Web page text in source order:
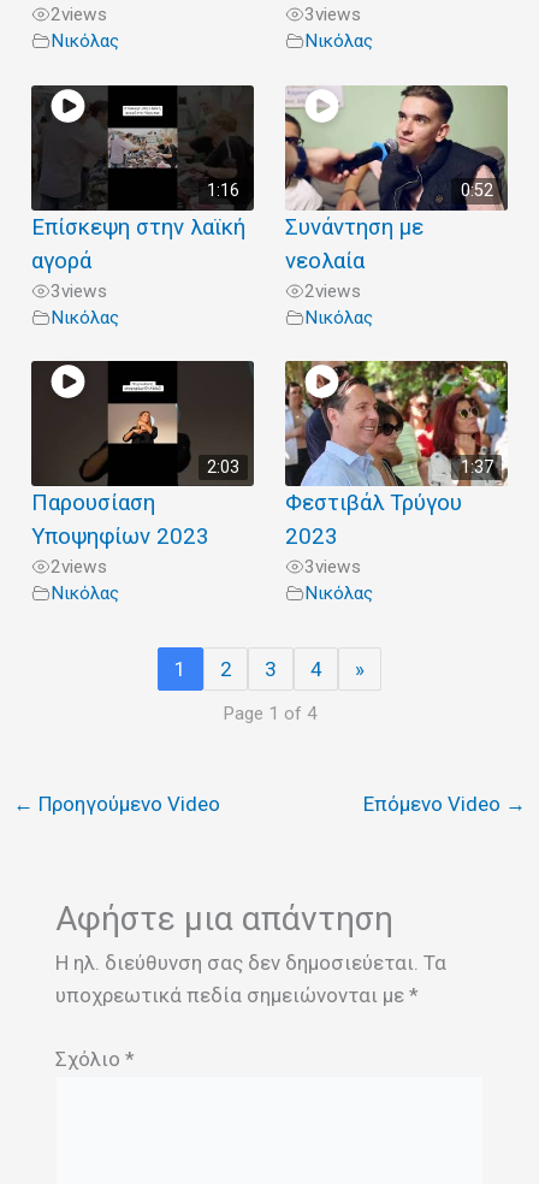
2views
Νικόλας
3views
Νικόλας
1:16
Επίσκεψη στην λαϊκή
αγορά
3views
Νικόλας
0:52
Συνάντηση με
νεολαία
2views
Νικόλας
2:03
Παρουσίαση
Υποψηφίων 2023
2views
Νικόλας
1:37
Φεστιβάλ Τρύγου
2023
3views
Νικόλας
1 2 3 4 »
Page 1 of 4
← Προηγούμενο Video Επόμενο Video →
Αφήστε μια απάντηση
Η ηλ. διεύθυνση σας δεν δημοσιεύεται. Τα
υποχρεωτικά πεδία σημειώνονται με *
Σχόλιο *